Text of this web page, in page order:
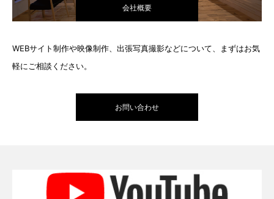
会社概要
WEBサイト制作や映像制作、出張写真撮影などについて、まずはお気
軽にご相談ください。
お問い合わせ